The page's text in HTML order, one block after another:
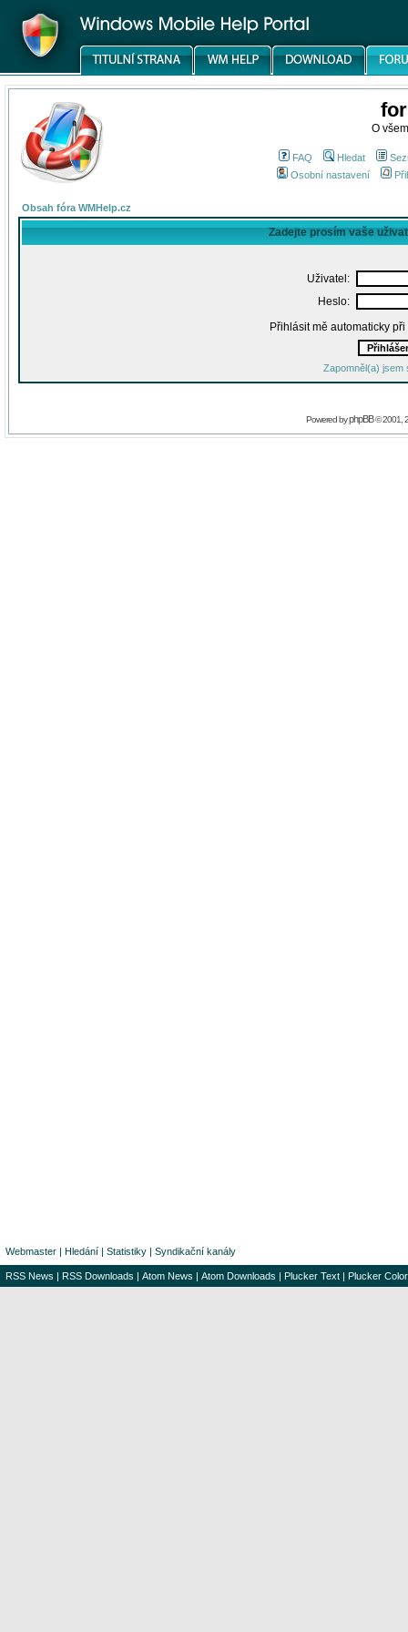
O
FAQ Hledat
Osobní nastavení
Obsah fóra WMHelp.cz
Zadejte prosím vaše
Uživatel:
Heslo:
Přihlásit mě automaticky
Zapomněl(a) jsem
Powered byphpBB© 2001,
Webmaster | Hledání | Statistiky | Syndikační kanály
RSS News | RSS Downloads | Atom News | Atom Downloads | Plucker Text | Plucker Color